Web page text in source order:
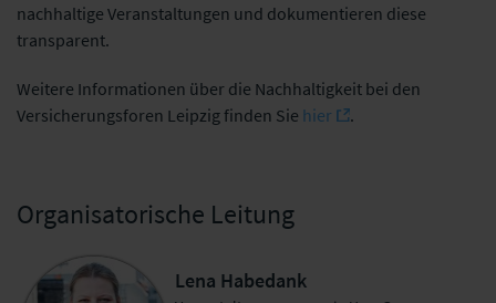
nachhaltige Veranstaltungen und dokumentieren diese
transparent.
Weitere Informationen über die Nachhaltigkeit bei den
Versicherungsforen Leipzig finden Sie hier .
Organisatorische Leitung
Lena Habedank